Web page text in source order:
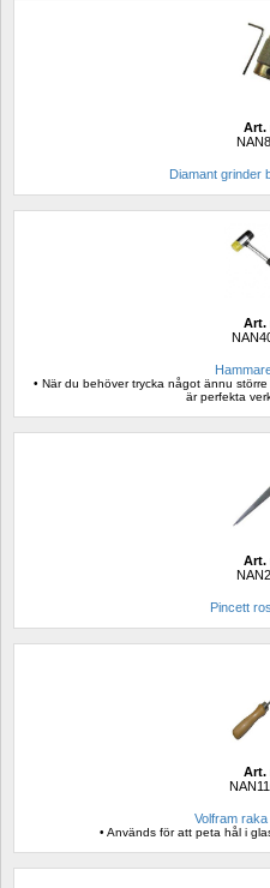
Art.
Diamant grinder
Art.
• När du behöver trycka något ännu
är perfekta
Art.
Pincett
Art.
Volfram
• Används för att peta hål i